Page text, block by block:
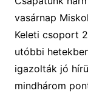
vasárnap
Keleti csoport
utóbbi
igazolták jó
mindhárom